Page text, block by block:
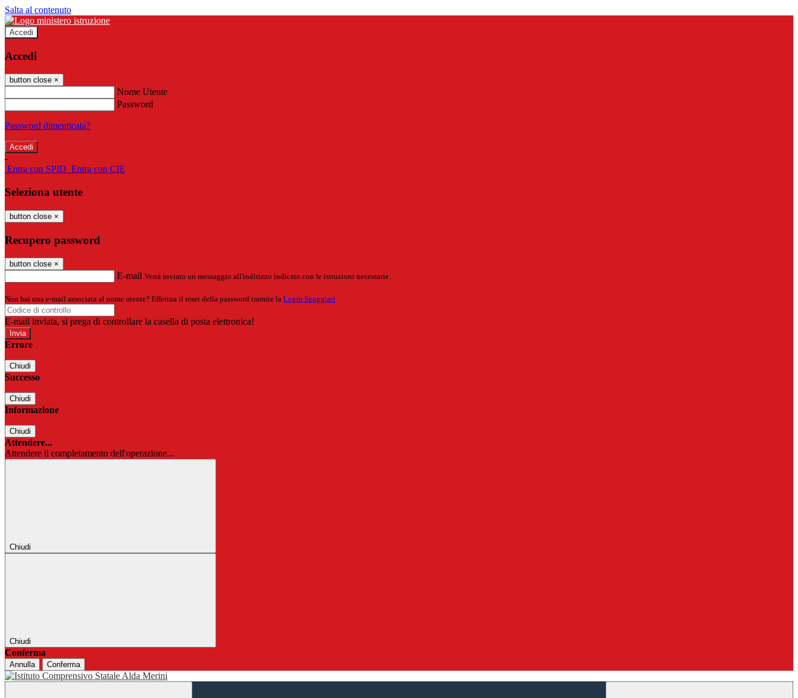
Salta al contenuto
Accedi
Accedi
button close ×
Nome Utente
Password
Password dimenticata?
-
Entra con SPID Entra con CIE
Seleziona utente
button close ×
Recupero password
button close ×
E-mail Verrà inviato un messaggio all'indirizzo indicato con le istruzioni necessarie.
Non hai una e-mail associata al nome utente? Effettua il reset della password tramite la Login Spaggiari
E-mail inviata, si prega di controllare la casella di posta elettronica!
Errore
Chiudi
Successo
Chiudi
Informazione
Chiudi
Attendere...
Attendere il completamento dell'operazione...
Chiudi
Chiudi
Conferma
Annulla Conferma